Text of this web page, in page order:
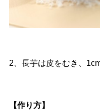
2、長芋は皮をむき、
【作り方】